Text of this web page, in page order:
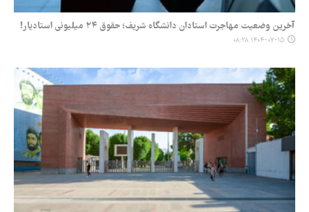
آخرین وضعیت مهاجرت استادان دانشگاه شریف؛ حقوق ۲۴ میلیونی استادیار!
۱۴۰۴-۰۷-۱۵ ۰۸:۲۸